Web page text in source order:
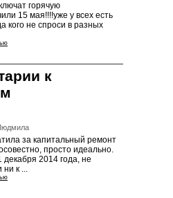
горячую
15 мая!!!!уже у всех есть
кого не спроси в разных
к
за капитальный ремонт
просто идеально.
декабря 2014 года, не
ни к ...